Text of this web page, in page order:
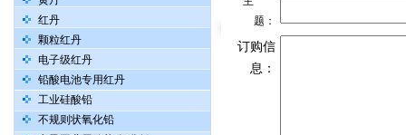
红丹
颗粒红丹
电子级红丹
铅酸电池专用红丹
工业硅酸铅
不规则状氧化铅
题：
订购信
息：